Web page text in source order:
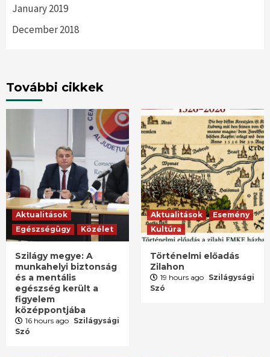
January 2019
December 2018
További cikkek
Aktualitások
Egészségügy
Közélet
Szilágy megye: A
munkahelyi biztonság
és a mentális
egészség került a
figyelem
középpontjába
16 hours ago Szilágysági
Szó
Aktualitások
Esemény
Kultúra
Történelmi előadás
Zilahon
19 hours ago Szilágysági
Szó